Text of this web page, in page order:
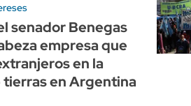
senador Benegas
empresa que
en la
en Argentina